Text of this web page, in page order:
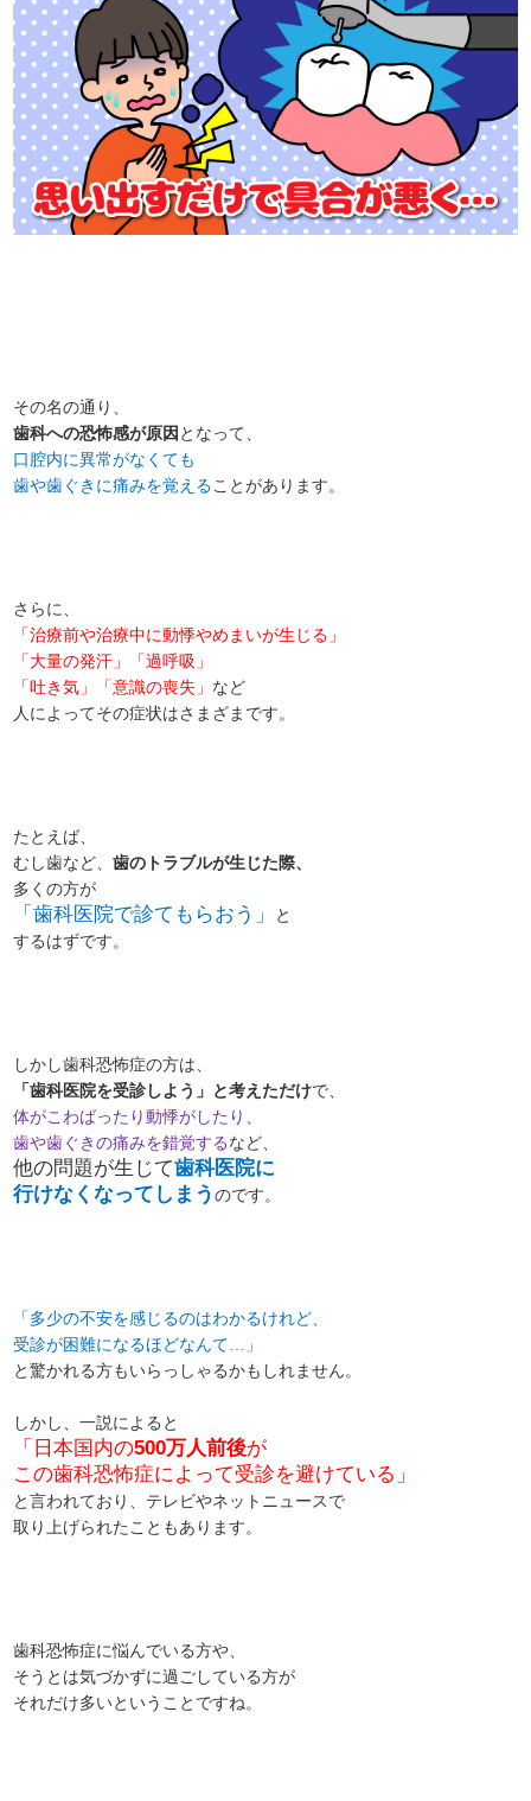
その名の通り、
歯科への恐怖感が原因 となって、
口腔内に異常がなくても
歯や歯ぐきに痛みを覚えることがあります。
さらに、
「治療前や治療中に動悸やめまいが生じる」
「大量の発汗」「過呼吸」
「吐き気」「意識の喪失」 など
人によってその症状はさまざまです。
たとえば、
むし歯など、歯のトラブルが生じた際、
多くの方が
「歯科医院で診てもらおう」
と
するはずです。
しかし歯科恐怖症の方は、
「歯科医院を受診しよう」と考えただけで、
体がこわばったり動悸がしたり、
歯や歯ぐきの痛みを錯覚するなど、
他の問題が生じて歯科医院に
行けなくなってしまうのです。
「多少の不安を感じるのはわかるけれど、
受診が困難になるほどなんて…」
と驚かれる方もいらっしゃるかもしれません。
しかし、一説によると
「日本国内の500万人前後が
この歯科恐怖症によって受診を避けている」
と言われており、テレビやネットニュースで
取り上げられたこともあります。
歯科恐怖症に悩んでいる方や、
そうとは気づかずに過ごしている方が
それだけ多いということですね。